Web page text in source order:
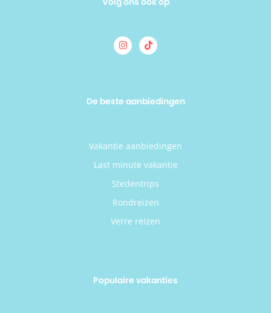
De beste aanbiedingen
Vakantie aanbiedingen
Last minute vakantie
Stedentrips
Rondreizen
Verre reizen
Populaire vakanties